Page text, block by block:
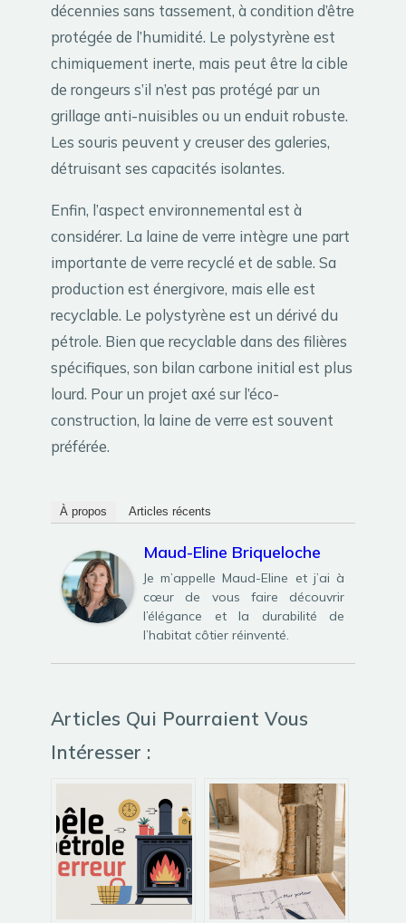
décennies sans tassement, à condition d’être
protégée de l’humidité. Le polystyrène est
chimiquement inerte, mais peut être la cible
de rongeurs s’il n’est pas protégé par un
grillage anti-nuisibles ou un enduit robuste.
Les souris peuvent y creuser des galeries,
détruisant ses capacités isolantes.
Enfin, l’aspect environnemental est à
considérer. La laine de verre intègre une part
importante de verre recyclé et de sable. Sa
production est énergivore, mais elle est
recyclable. Le polystyrène est un dérivé du
pétrole. Bien que recyclable dans des filières
spécifiques, son bilan carbone initial est plus
lourd. Pour un projet axé sur l’éco-
construction, la laine de verre est souvent
préférée.
À propos Articles récents
Maud-Eline Briqueloche
Je m’appelle Maud-Eline et j’ai à
cœur de vous faire découvrir
l’élégance et la durabilité de
l’habitat côtier réinventé.
Articles Qui Pourraient Vous
Intéresser :